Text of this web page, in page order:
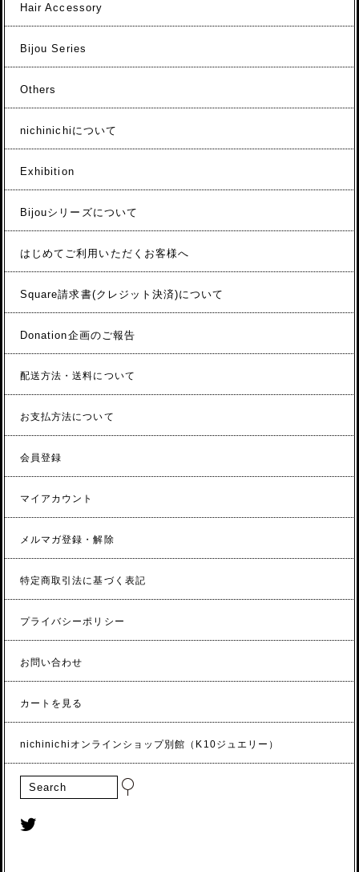
Hair Accessory
Bijou Series
Others
nichinichiについて
Exhibition
Bijouシリーズについて
はじめてご利用いただくお客様へ
Square請求書(クレジット決済)について
Donation企画のご報告
配送方法・送料について
お支払方法について
会員登録
マイアカウント
メルマガ登録・解除
特定商取引法に基づく表記
プライバシーポリシー
お問い合わせ
カートを見る
nichinichiオンラインショップ別館（K10ジュエリー）